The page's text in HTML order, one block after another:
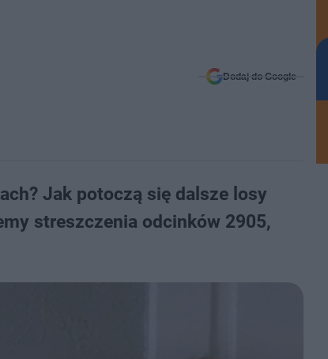
Dodaj do Google
Jak potoczą się dalsze losy
streszczenia odcinków 2905,